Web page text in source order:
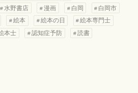
水野書店 漫画 白岡
白岡市
絵本 絵本の日
絵本専門士
本士 認知症予防
読書